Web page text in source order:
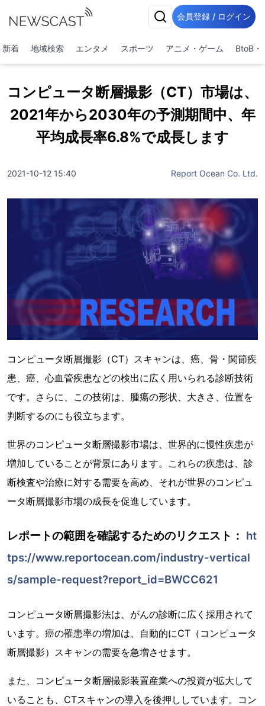
会員登録 / ログイン
新着 地域検索 エンタメ スポーツ アニメ・ゲーム BtoB・
コンピュータ断層撮影（CT）市場は、
2021年から2030年の予測期間中、年
平均成長率6.8%で成長します
2021-10-12 15:40 Report Ocean Co. Ltd.
コンピュータ断層撮影（CT）スキャンは、癌、骨・関節疾
患、癌、心血管疾患などの検出に広く用いられる診断技術
です。さらに、この技術は、腫瘍の形状、大きさ、位置を
判断するのにも役立ちます。
世界のコンピュータ断層撮影市場は、世界的に慢性疾患が
増加していることが背景にあります。これらの疾患は、診
断検査や治療に対する需要を高め、それが世界のコンピュ
ータ断層撮影市場の成長を促進しています。
レポートの範囲を確認するためのリクエスト： ht
tps://www.reportocean.com/industry-vertical
s/sample-request?report_id=BWCC621
コンピュータ断層撮影法は、がんの診断に広く採用されて
います。癌の罹患率の増加は、自動的にCT（コンピュータ
断層撮影）スキャンの需要を急増させます。
また、コンピュータ断層撮影装置産業への投資が拡大して
いることも、CTスキャンの導入を後押ししています。コン